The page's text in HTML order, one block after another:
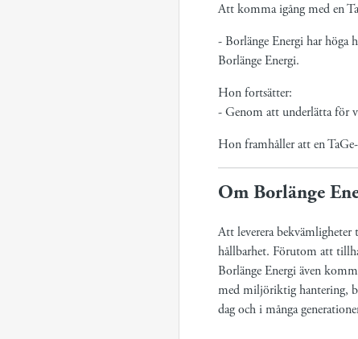
Att komma igång med en
- Borlänge Energi har höga
Borlänge Energi.
Hon fortsätter:
- Genom att underlätta för
Hon framhåller att en
Om Borlänge
Att leverera
hållbarhet. Förutom att
Borlänge Energi även
med miljöriktig hantering,
dag och i många